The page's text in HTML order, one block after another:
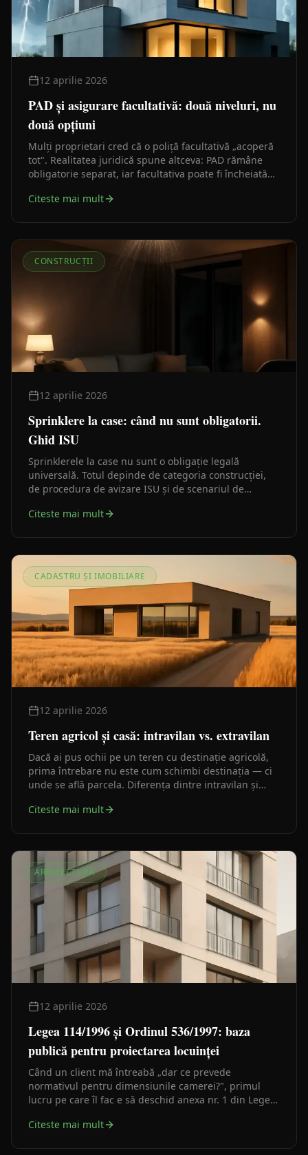
12 aprilie 2026
PAD și asigurare facultativă: două niveluri, nu
două opțiuni
Mulți proprietari cred că o poliță facultativă „acoperă
tot". Realitatea juridică spune altceva: PAD rămâne
obligatorie separat, iar facultativa poate fi încheiată
Citeste mai mult
CONSTRUCȚII
12 aprilie 2026
Sprinklere la case: când nu sunt obligatorii.
Ghid ISU
Sprinklerele la case nu sunt o obligație legală
universală. Totul depinde de categoria construcției,
de procedura de avizare ISU și de scenariul de
Citeste mai mult
CADASTRU ȘI IMOBILIARE
12 aprilie 2026
Teren agricol și casă: intravilan vs. extravilan
Dacă ai pus ochii pe un teren cu destinație agricolă,
prima întrebare nu este cum schimbi destinația — ci
unde se află parcela. Diferența dintre intravilan și
ordine.
Citeste mai mult
ARHITECTURĂ
12 aprilie 2026
Legea 114/1996 și Ordinul 536/1997: baza
publică pentru proiectarea locuinței
Când un client mă întreabă „dar ce prevede
normativul pentru dimensiunile camerei?", primul
lucru pe care îl fac e să deschid anexa nr. 1 din Legea
se folosesc sursele publice verificabile.
Citeste mai mult